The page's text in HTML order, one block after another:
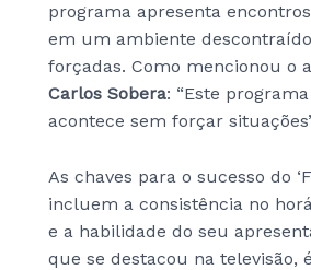
programa apresenta
em um ambiente
forçadas. Como mencionou o
Carlos Sobera: “Este
acontece sem forçar
As chaves para o sucesso do
incluem a consistência no
e a habilidade do seu
que se destacou na televisão,